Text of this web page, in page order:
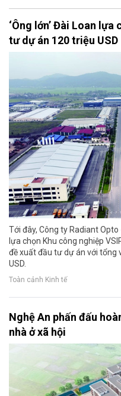
‘Ông lớn’ Đài Loan lựa
tư dự án 120 triệu USD
Tới đây, Công ty Radiant
lựa chọn Khu công nghiệp
đề xuất đầu tư dự án với tổng
USD.
Toàn cảnh Kinh tế
Nghệ An phấn đấu
nhà ở xã hội